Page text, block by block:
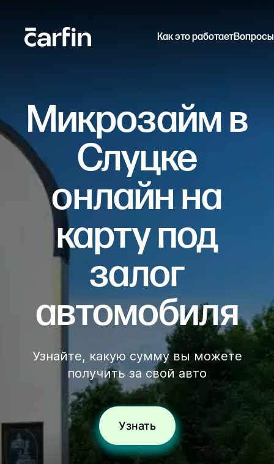
Как это работает
Микрозайм в
Слуцке
онлайн на
карту под
залог
автомобиля
Узнайте, какую сумму вы можете
получить за свой авто
Узнать